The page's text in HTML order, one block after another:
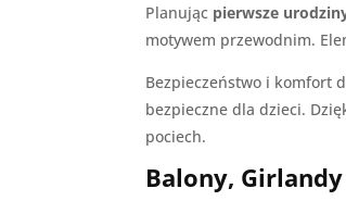
Planując pierwsze
motywem przewodnim.
Bezpieczeństwo i komfort
bezpieczne dla dzieci.
pociech.
Balony,